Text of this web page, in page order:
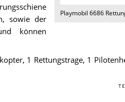
Playmobil 6686
sowie der
können
1 Rettungstrage, 1